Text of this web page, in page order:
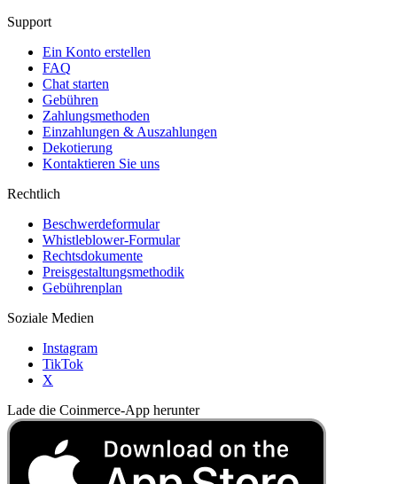
Support
Ein Konto erstellen
FAQ
Chat starten
Gebühren
Zahlungsmethoden
Einzahlungen & Auszahlungen
Dekotierung
Kontaktieren Sie uns
Rechtlich
Beschwerdeformular
Whistleblower-Formular
Rechtsdokumente
Preisgestaltungsmethodik
Gebührenplan
Soziale Medien
Instagram
TikTok
X
Lade die Coinmerce-App herunter